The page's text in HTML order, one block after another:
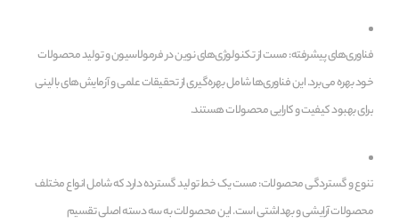
فناوری‌های پیشرفته: مست از تکنولوژی‌های نوین در فرمولاسیون و تولید محصولات
خود بهره می‌برد. این فناوری‌ها شامل بهره‌گیری از تحقیقات علمی و آزمایش‌های بالینی
برای بهبود کیفیت و کارایی محصولات هستند.
تنوع و گستردگی محصولات: مست یک خط تولید گسترده دارد که شامل انواع مختلف
محصولات آرایشی و بهداشتی است. این محصولات به سه دسته اصلی تقسیم